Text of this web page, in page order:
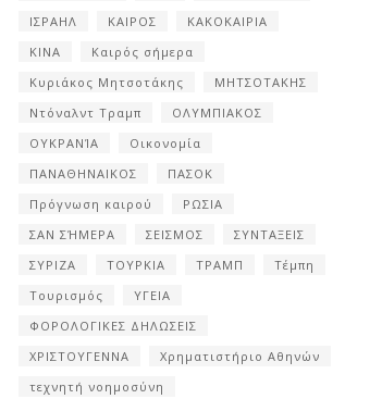
ΙΣΡΑΗΛ
ΚΑΙΡΟΣ
ΚΑΚΟΚΑΙΡΙΑ
ΚΙΝΑ
Καιρός σήμερα
Κυριάκος Μητσοτάκης
ΜΗΤΣΟΤΑΚΗΣ
Ντόναλντ Τραμπ
ΟΛΥΜΠΙΑΚΟΣ
ΟΥΚΡΑΝΊΑ
Οικονομία
ΠΑΝΑΘΗΝΑΙΚΟΣ
ΠΑΣΟΚ
Πρόγνωση καιρού
ΡΩΣΙΑ
ΣΑΝ ΣΉΜΕΡΑ
ΣΕΙΣΜΟΣ
ΣΥΝΤΑΞΕΙΣ
ΣΥΡΙΖΑ
ΤΟΥΡΚΙΑ ΤΡΑΜΠ
Τέμπη
Τουρισμός
ΥΓΕΙΑ
ΦΟΡΟΛΟΓΙΚΕΣ ΔΗΛΩΣΕΙΣ
ΧΡΙΣΤΟΥΓΕΝΝΑ
Χρηματιστήριο Αθηνών
τεχνητή νοημοσύνη